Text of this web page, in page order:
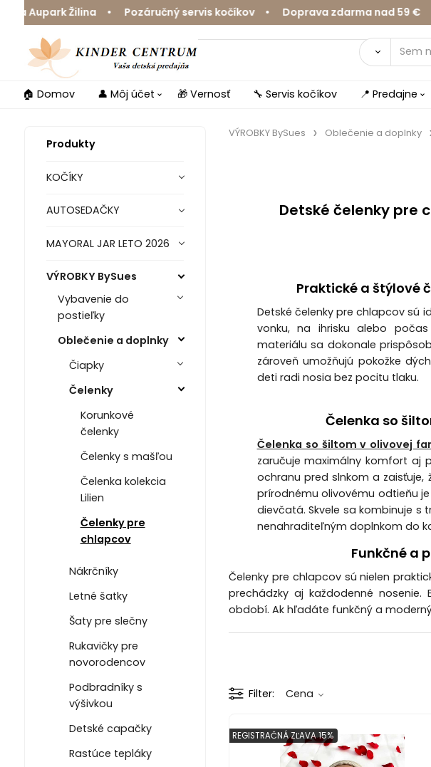
Žilina • Pozáručný servis kočíkov • Doprava zdarma nad 59 € •
🏠 Domov 👤 Môj účet 🎁 Vernosť 🔧 Servis kočíkov 📍 Predajne
Produkty
KOČÍKY
AUTOSEDAČKY
MAYORAL JAR LETO 2026
VÝROBKY BySues
Vybavenie do
postieľky
Oblečenie a doplnky
Čiapky
Čelenky
Korunkové
čelenky
Čelenky s mašľou
Čelenka kolekcia
Lilien
Čelenky pre
chlapcov
Nákrčníky
Letné šatky
Šaty pre slečny
Rukavičky pre
novorodencov
Podbradníky s
výšivkou
Detské capačky
Rastúce tepláky
VÝROBKY BySues Oblečenie a doplnky
Detské čelenky pre
Praktické a štýlové
Detské čelenky pre chlapcov sú
vonku, na ihrisku alebo
materiálu sa dokonale
zároveň umožňujú pokožke
deti radi nosia bez pocitu tlaku.
Čelenka so
Čelenka so šiltom v olivovej
zaručuje maximálny komfort aj
ochranu pred slnkom a
prírodnému olivovému odtieňu
dievčatá. Skvele sa kombinuje
nenahraditeľným doplnkom do
Funkčné a
Čelenky pre chlapcov sú nielen
prechádzky aj každodenné
období. Ak hľadáte funkčný a
Filter Cena
REGISTRAČNÁ ZĽAVA 15%